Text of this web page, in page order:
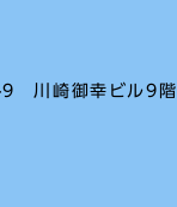
川崎御幸ビル9階